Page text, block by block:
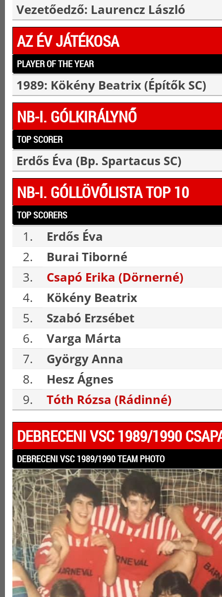
Vezetőedző: Laurencz László
AZ ÉV JÁTÉKOSA
PLAYER OF THE YEAR
1989: Kökény Beatrix (Építők SC)
NB-I. GÓLKIRÁLYNŐ
TOP SCORER
Erdős Éva (Bp. Spartacus SC)
NB-I. GÓLLÖVŐLISTA TOP 10
TOP SCORERS
1.
Erdős Éva
2.
Burai Tiborné
3.
Csapó Erika (Dörnerné)
4.
Kökény Beatrix
5.
Szabó Erzsébet
6.
Varga Márta
7.
György Anna
8.
Hesz Ágnes
9.
Tóth Rózsa (Rádinné)
DEBRECENI VSC 1989/1990
DEBRECENI VSC 1989/1990 TEAM PHOTO